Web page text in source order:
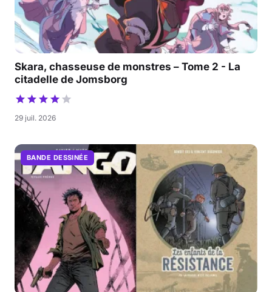
Skara, chasseuse de monstres – Tome 2 - La
citadelle de Jomsborg
29 juil. 2026
BANDE DESSINÉE